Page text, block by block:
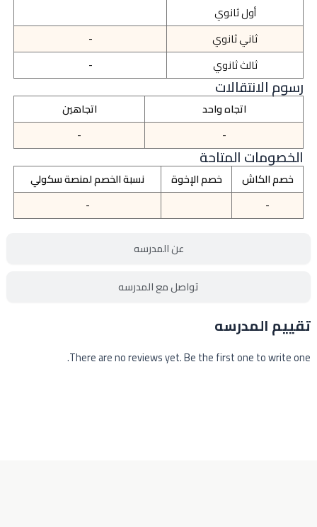
عن المدرسه
تواصل مع المدرسه
أول ثانوي
ثاني ثانوي
-
ثالث ثانوي
-
رسوم الانتقالات
اتجاه واحد
اتجاهين
-
-
الخصومات المتاحة
خصم الكاش خصم الإخوة
نسبة الخصم لمنصة سكولي
-
-
تقييم المدرسه
There are no reviews yet. Be the first one to write one.